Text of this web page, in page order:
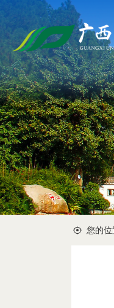
您的位